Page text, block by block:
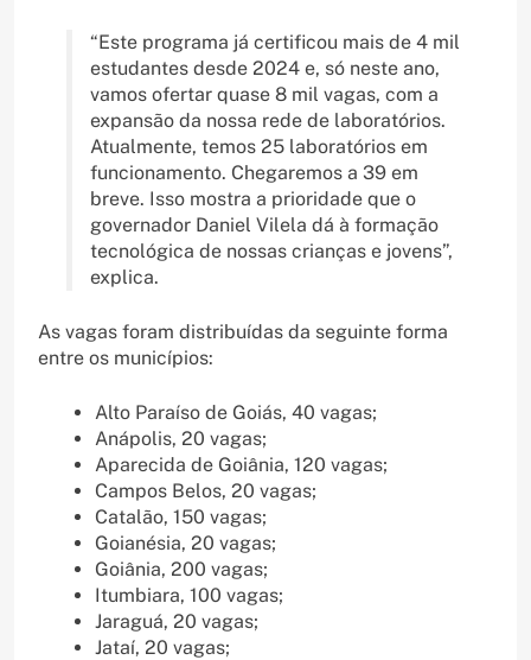
“Este programa já certificou mais de 4 mil
estudantes desde 2024 e, só neste ano,
vamos ofertar quase 8 mil vagas, com a
expansão da nossa rede de laboratórios.
Atualmente, temos 25 laboratórios em
funcionamento. Chegaremos a 39 em
breve. Isso mostra a prioridade que o
governador Daniel Vilela dá à formação
tecnológica de nossas crianças e jovens”,
explica.
As vagas foram distribuídas da seguinte forma
entre os municípios:
Alto Paraíso de Goiás, 40 vagas;
Anápolis, 20 vagas;
Aparecida de Goiânia, 120 vagas;
Campos Belos, 20 vagas;
Catalão, 150 vagas;
Goianésia, 20 vagas;
Goiânia, 200 vagas;
Itumbiara, 100 vagas;
Jaraguá, 20 vagas;
Jataí, 20 vagas;